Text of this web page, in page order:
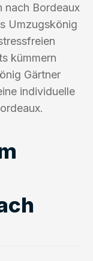
nach Bordeaux
Umzugskönig
kümmern
Gärtner
individuelle